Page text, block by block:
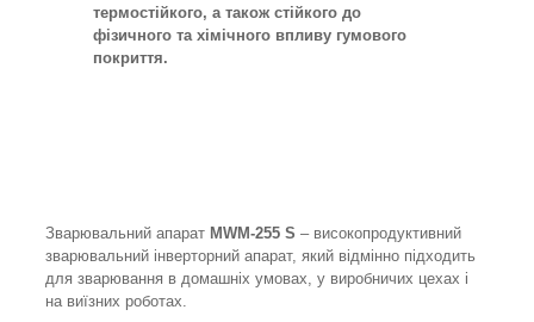
Зварювальний апарат MWM-255 S – високопродуктивний
зварювальний інверторний апарат, який відмінно підходить
для зварювання в домашніх умовах, у виробничих цехах і
на виїзних роботах.
термостійкого, а також стійкого до
фізичного та хімічного впливу гумового
покриття.